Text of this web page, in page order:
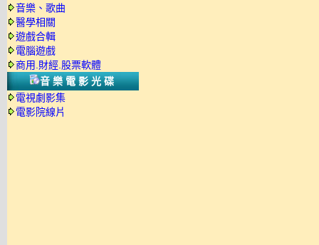
音樂、歌曲
醫學相關
遊戲合輯
電腦遊戲
商用.財經.股票軟體
音樂電影光碟
電視劇影集
電影院線片